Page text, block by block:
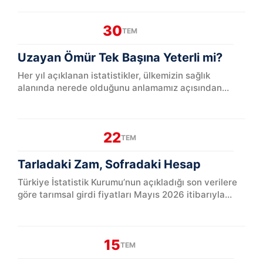
30TEM
Uzayan Ömür Tek Başına Yeterli mi?
Her yıl açıklanan istatistikler, ülkemizin sağlık
alanında nerede olduğunu anlamamız açısından
22TEM
Tarladaki Zam, Sofradaki Hesap
Türkiye İstatistik Kurumu’nun açıkladığı son verilere
göre tarımsal girdi fiyatları Mayıs 2026 itibarıyla
15TEM